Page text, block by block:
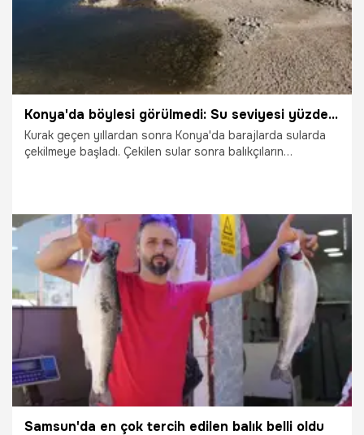
Konya'da böylesi görülmedi: Su seviyesi yüzde 14'e düşen barajda ortaya çıktı! '10 kilo var'
Kurak geçen yıllardan sonra Konya'da barajlarda sularda
çekilmeye başladı. Çekilen sular sonra balıkçıların
1.07.2025 Konya
Samsun'da en çok tercih edilen balık belli oldu